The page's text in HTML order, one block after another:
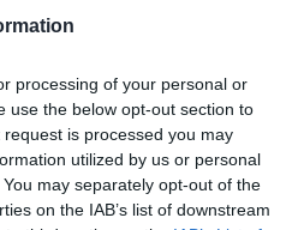
processing of your personal or
use the below opt-out section to
is processed you may
utilized by us or personal
may separately opt-out of the
on the IAB’s list of downstream
θα κάνουν